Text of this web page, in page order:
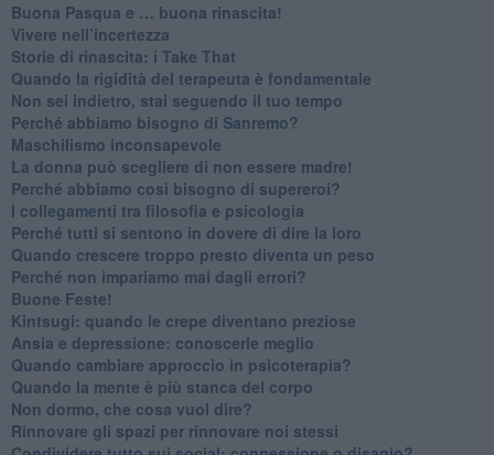
​Buona Pasqua e … buona rinascita!
​Vivere nell’incertezza
​Storie di rinascita: i Take That
​Quando la rigidità del terapeuta è fondamentale
​Non sei indietro, stai seguendo il tuo tempo
​Perché abbiamo bisogno di Sanremo?
​Maschilismo inconsapevole
​La donna può scegliere di non essere madre!
​Perché abbiamo così bisogno di supereroi?
​I collegamenti tra filosofia e psicologia
​Perché tutti si sentono in dovere di dire la loro
​Quando crescere troppo presto diventa un peso
​Perché non impariamo mai dagli errori?
​Buone Feste!
​Kintsugi: quando le crepe diventano preziose
Ansia e depressione: conoscerle meglio
Quando cambiare approccio in psicoterapia?
​Quando la mente è più stanca del corpo
Non dormo, che cosa vuol dire?
​Rinnovare gli spazi per rinnovare noi stessi